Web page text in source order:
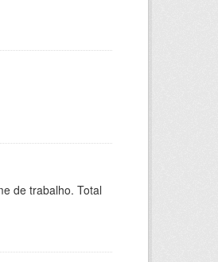
de trabalho. Total